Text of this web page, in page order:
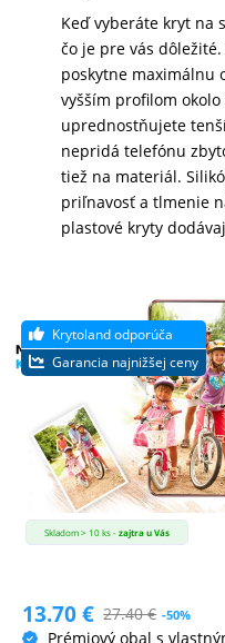
ZDRAVIE
DRONY
DIELŇA
ZÁHRADA
Keď vyberáte kryt na
čo je pre vás
poskytne maximálnu
vyšším profilom
uprednostňujete
nepridá telefónu
tiež na materiál.
priľnavosť a tlmenie
plastové kryty
Skladom > 10 ks -zajtra u Vás
13.70€ 27.40€ -50%
Prémiový obal s